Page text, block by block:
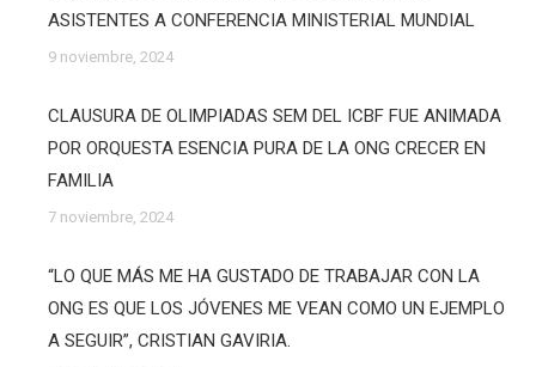
ASISTENTES A CONFERENCIA MINISTERIAL MUNDIAL
9 noviembre, 2024
CLAUSURA DE OLIMPIADAS SEM DEL ICBF FUE ANIMADA
POR ORQUESTA ESENCIA PURA DE LA ONG CRECER EN
FAMILIA
7 noviembre, 2024
“LO QUE MÁS ME HA GUSTADO DE TRABAJAR CON LA
ONG ES QUE LOS JÓVENES ME VEAN COMO UN EJEMPLO
A SEGUIR”, CRISTIAN GAVIRIA.